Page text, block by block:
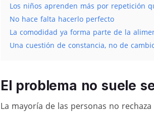
Los niños aprenden más por repetición
No hace falta hacerlo perfecto
La comodidad ya forma parte de la
Una cuestión de constancia, no de
El problema no suele
La mayoría de las personas no